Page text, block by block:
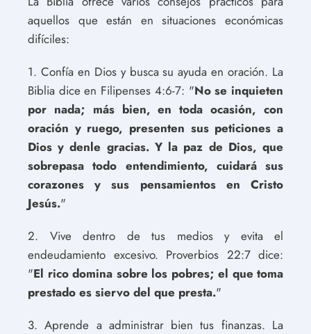
aquellos que están en situaciones económicas
difíciles:
1. Confía en Dios y busca su ayuda en oración. La
Biblia dice en Filipenses 4:6-7: "No se inquieten
por nada; más bien, en toda ocasión, con
oración y ruego, presenten sus peticiones a
Dios y denle gracias. Y la paz de Dios, que
sobrepasa todo entendimiento, cuidará sus
corazones y sus pensamientos en Cristo
Jesús."
2. Vive dentro de tus medios y evita el
endeudamiento excesivo. Proverbios 22:7 dice:
"El rico domina sobre los pobres; el que toma
prestado es siervo del que presta."
3. Aprende a administrar bien tus finanzas. La